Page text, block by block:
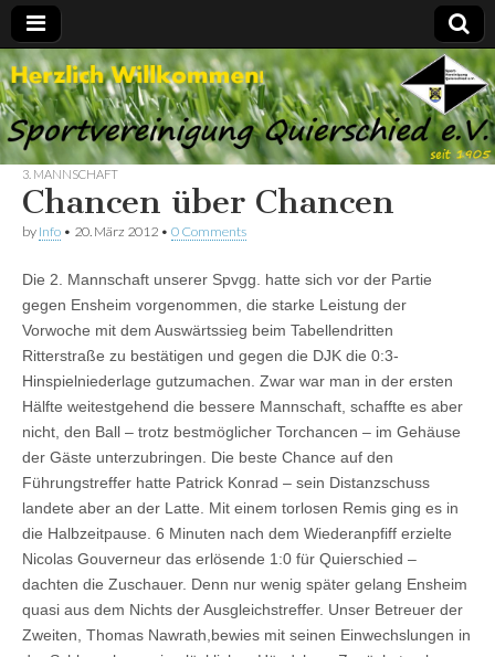
Spvgg.
Quierschied
Offizielle
Internetpräsenz
3. MANNSCHAFT
Chancen über Chancen
by Info • 20. März 2012 • 0 Comments
Die 2. Mannschaft unserer Spvgg. hatte sich vor der Partie
gegen Ensheim vorgenommen, die starke Leistung der
Vorwoche mit dem Auswärtssieg beim Tabellendritten
Ritterstraße zu bestätigen und gegen die DJK die 0:3-
Hinspielniederlage gutzumachen. Zwar war man in der ersten
Hälfte weitestgehend die bessere Mannschaft, schaffte es aber
nicht, den Ball – trotz bestmöglicher Torchancen – im Gehäuse
der Gäste unterzubringen. Die beste Chance auf den
Führungstreffer hatte Patrick Konrad – sein Distanzschuss
landete aber an der Latte. Mit einem torlosen Remis ging es in
die Halbzeitpause. 6 Minuten nach dem Wiederanpfiff erzielte
Nicolas Gouverneur das erlösende 1:0 für Quierschied –
dachten die Zuschauer. Denn nur wenig später gelang Ensheim
quasi aus dem Nichts der Ausgleichstreffer. Unser Betreuer der
Zweiten, Thomas Nawrath,bewies mit seinen Einwechslungen in